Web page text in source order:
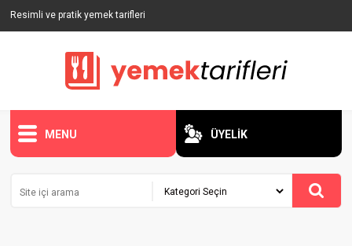
Resimli ve pratik yemek tarifleri
MENU ÜYELİK